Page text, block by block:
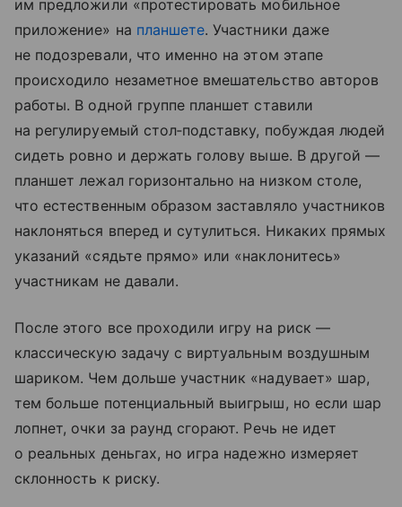
им предложили «протестировать мобильное
приложение» на планшете. Участники даже
не подозревали, что именно на этом этапе
происходило незаметное вмешательство авторов
работы. В одной группе планшет ставили
на регулируемый стол‑подставку, побуждая людей
сидеть ровно и держать голову выше. В другой —
планшет лежал горизонтально на низком столе,
что естественным образом заставляло участников
наклоняться вперед и сутулиться. Никаких прямых
указаний «сядьте прямо» или «наклонитесь»
участникам не давали.
После этого все проходили игру на риск —
классическую задачу с виртуальным воздушным
шариком. Чем дольше участник «надувает» шар,
тем больше потенциальный выигрыш, но если шар
лопнет, очки за раунд сгорают. Речь не идет
о реальных деньгах, но игра надежно измеряет
склонность к риску.